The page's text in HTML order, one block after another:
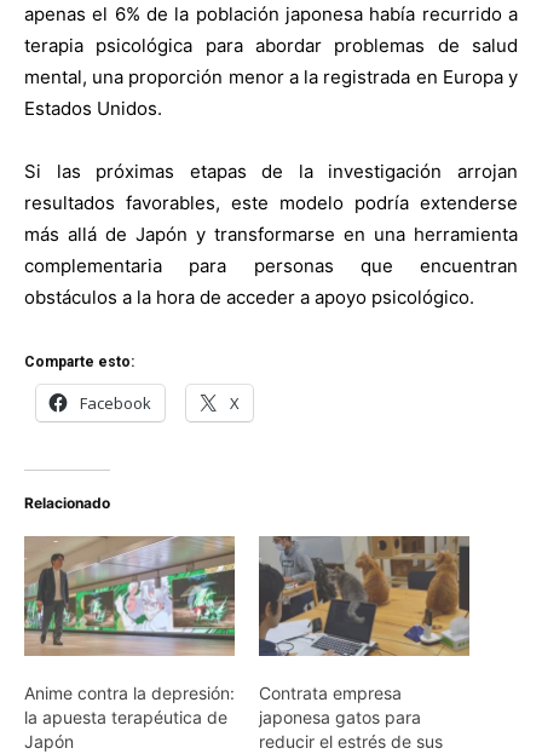
apenas el 6% de la población japonesa había recurrido a
terapia psicológica para abordar problemas de salud
mental, una proporción menor a la registrada en Europa y
Estados Unidos.
Si las próximas etapas de la investigación arrojan
resultados favorables, este modelo podría extenderse
más allá de Japón y transformarse en una herramienta
complementaria para personas que encuentran
obstáculos a la hora de acceder a apoyo psicológico.
Comparte esto:
Facebook X
Relacionado
Anime contra la depresión:
la apuesta terapéutica de
Japón
Contrata empresa
japonesa gatos para
reducir el estrés de sus